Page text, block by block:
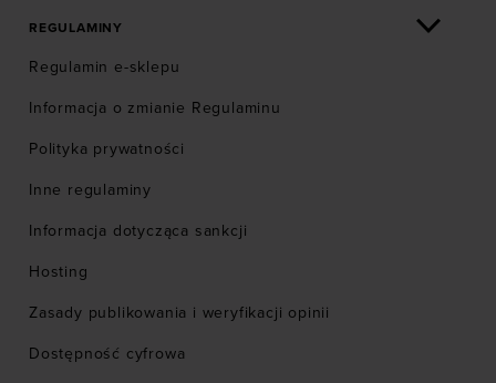
REGULAMINY
Regulamin e-sklepu
Informacja o zmianie Regulaminu
Polityka prywatności
Inne regulaminy
Informacja dotycząca sankcji
Hosting
Zasady publikowania i weryfikacji opinii
Dostępność cyfrowa